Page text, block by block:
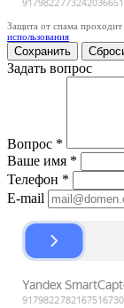
Защита от спама проходит
использования
Задать вопрос
Вопрос *
Ваше имя *
Телефон *
E-mail